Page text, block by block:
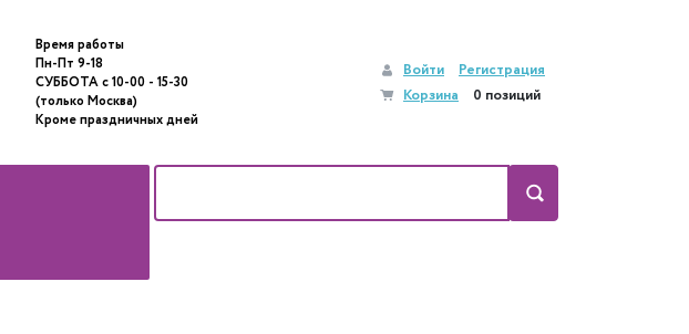
Войти
Регистрация
Корзина
0 позиций
Время работы
Пн-Пт 9-18
СУББОТА с 10-00 - 15-30
(только Москва)
Кроме праздничных дней